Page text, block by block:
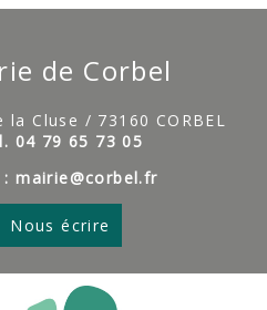
de Corbel
la Cluse / 73160 CORBEL
04 79 65 73 05
: mairie@corbel.fr
Nous écrire